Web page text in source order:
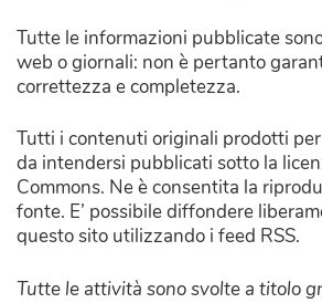
Tutte le informazioni pubblicate
web o giornali: non è pertanto
correttezza e completezza.
Tutti i contenuti originali prodotti
da intendersi pubblicati sotto la
Commons. Ne è consentita la
fonte. E’ possibile diffondere
questo sito utilizzando i feed RSS.
Tutte le attività sono svolte a titolo